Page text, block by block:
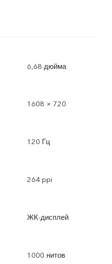
6,68 дюйма
1608 × 720
120 Гц
264 ppi
ЖК-дисплей
1000 нитов